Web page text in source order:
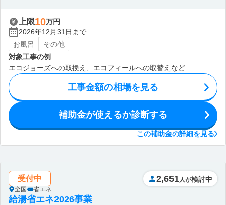
上限10万円
2026年12月31日まで
お風呂
その他
対象工事の例
エコジョーズへの取換え、エコフィールへの取替えなど
工事金額の相場を見る
補助金が使えるか診断する
この補助金の詳細を見る
受付中
全国 省エネ
2,651 人が検討中
給湯省エネ2026事業